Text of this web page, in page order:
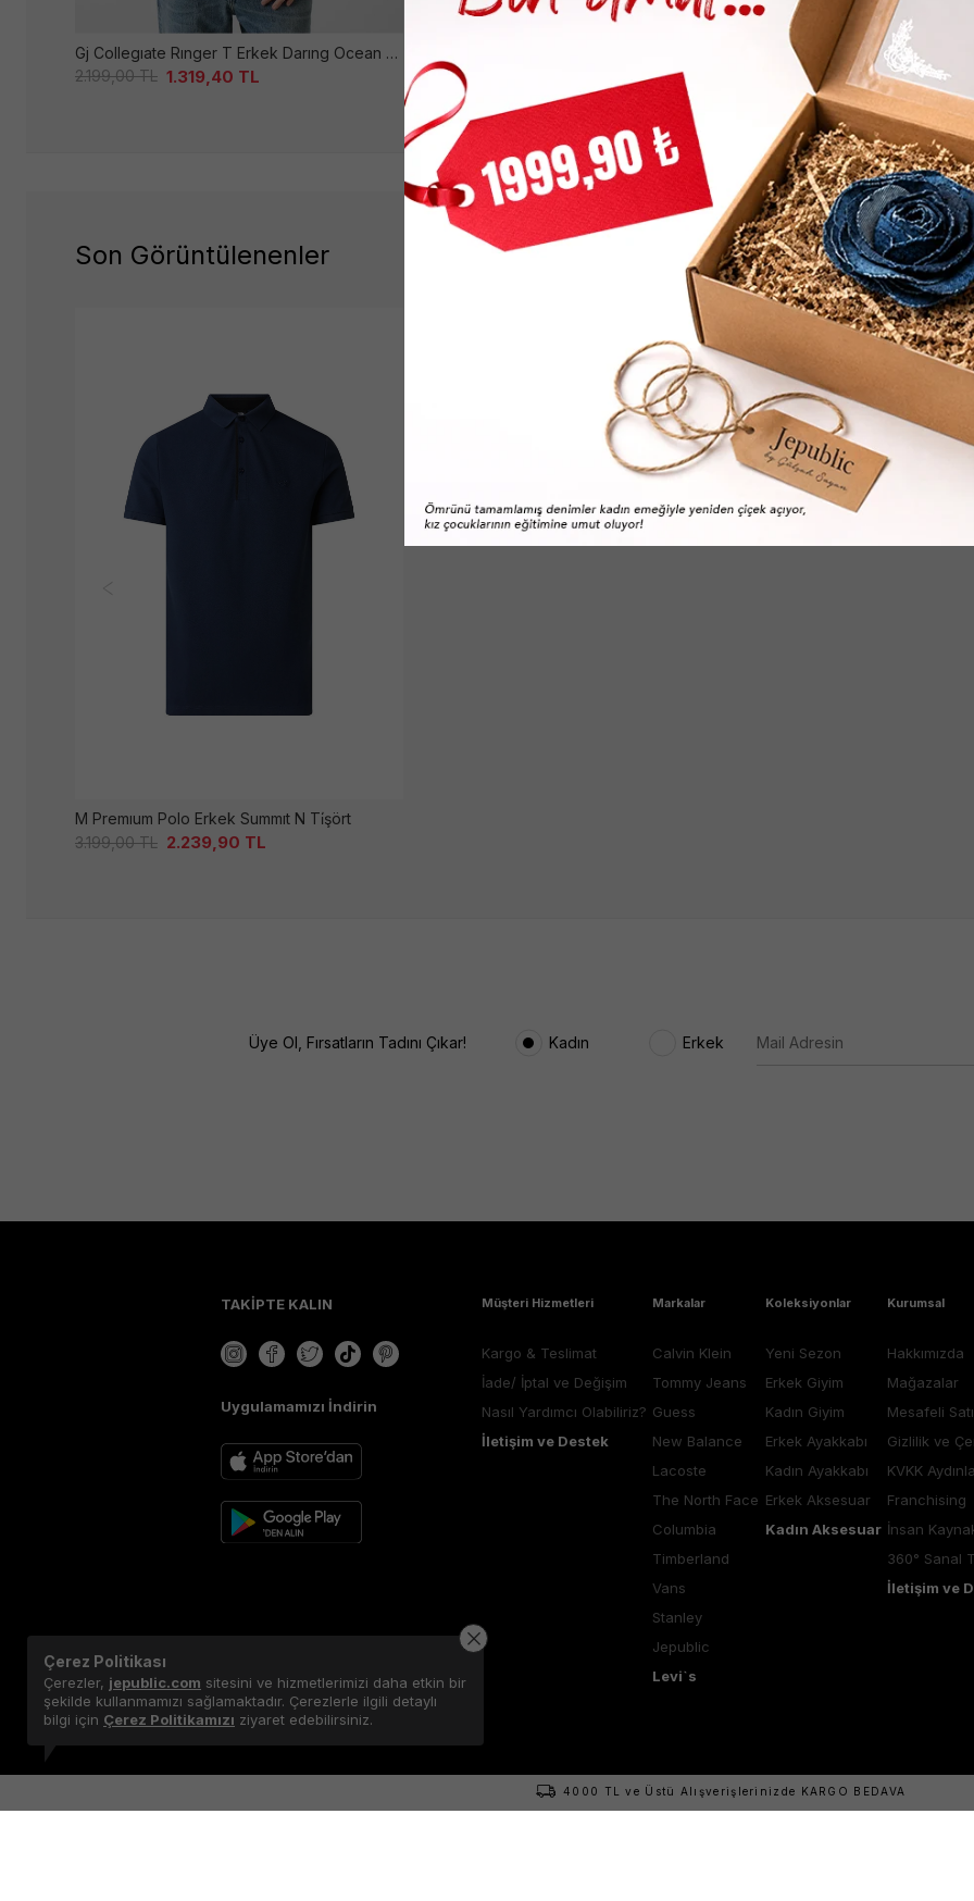
Gj Collegıate Rınger T Erkek Darıng Ocean Ti̇şört
2.199,00TL 1.319,40 TL
2.199,00
Guess Erkek Baskılı Beyaz
2.199,00 TL 1.319,40TL
Son Görüntülenenler
M Premıum Polo Erkek Summıt N Ti̇şört
3.199,00TL 2.239,90 TL
Üye Ol, Fırsatların Tadını Çıkar! Kadın Erkek
TAKİPTE KALIN
Uygulamamızı İndirin
Müşteri Hizmetleri
Kargo & Teslimat
İade/ İptal ve Değişim
Nasıl Yardımcı Olabiliriz?
İletişim ve Destek
Markalar
Calvin Klein
Tommy Jeans
Guess
New Balance
Lacoste
The North Face
Columbia
Timberland
Vans
Stanley
Jepublic
Levi`s
Koleksiyonlar
Yeni Sezon
Erkek Giyim
Kadın Giyim
Erkek Ayakkabı
Kadın Ayakkabı
Erkek Aksesuar
Kadın Aksesuar
Kurumsal
Hakkımızda
Mağazalar
Mesafeli
Gizlilik ve
KVKK
Franchising
İnsan
360° Sanal
İletişim ve
4000 TL ve Üstü Alışverişlerinizde KARGO BEDAVA
Çerez Politikası
Çerezler, jepublic.com sitesini ve hizmetlerimizi daha etkin bir
şekilde kullanmamızı sağlamaktadır. Çerezlerle ilgili detaylı
bilgi için Çerez Politikamızı ziyaret edebilirsiniz.